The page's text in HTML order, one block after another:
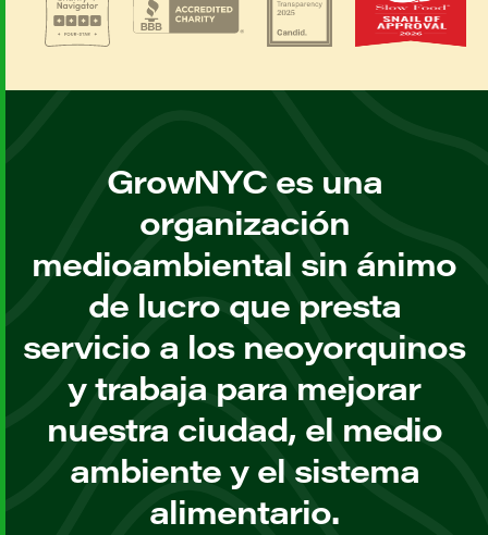
GrowNYC es una
organización
medioambiental sin ánimo
de lucro que presta
servicio a los neoyorquinos
y trabaja para mejorar
nuestra ciudad, el medio
ambiente y el sistema
alimentario.